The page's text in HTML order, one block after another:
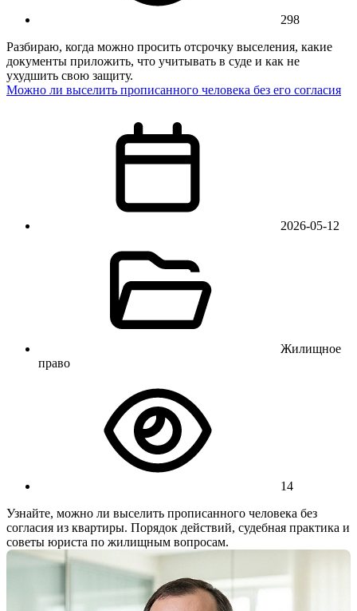
298
Разбираю, когда можно просить отсрочку выселения, какие
документы приложить, что учитывать в суде и как не
ухудшить свою защиту.
Можно ли выселить прописанного человека без его согласия
2026-05-12
Жилищное
право
14
Узнайте, можно ли выселить прописанного человека без
согласия из квартиры. Порядок действий, судебная практика и
советы юриста по жилищным вопросам.